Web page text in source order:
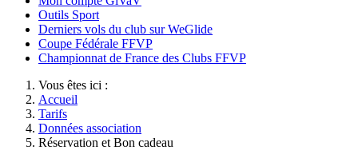
Outils Sport
Derniers vols du club sur WeGlide
Coupe Fédérale FFVP
Championnat de France des Clubs FFVP
Vous êtes ici :
Accueil
Tarifs
Données association
Réservation et Bon cadeau